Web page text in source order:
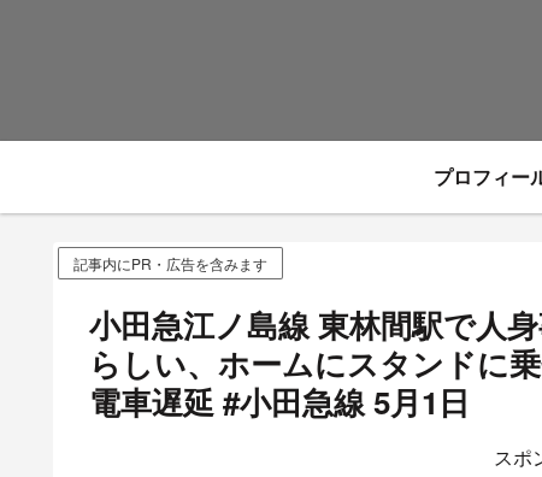
プロフィー
記事内にPR・広告を含みます
小田急江ノ島線 東林間駅で人
らしい、ホームにスタンドに
電車遅延 #小田急線 5月1日
スポ